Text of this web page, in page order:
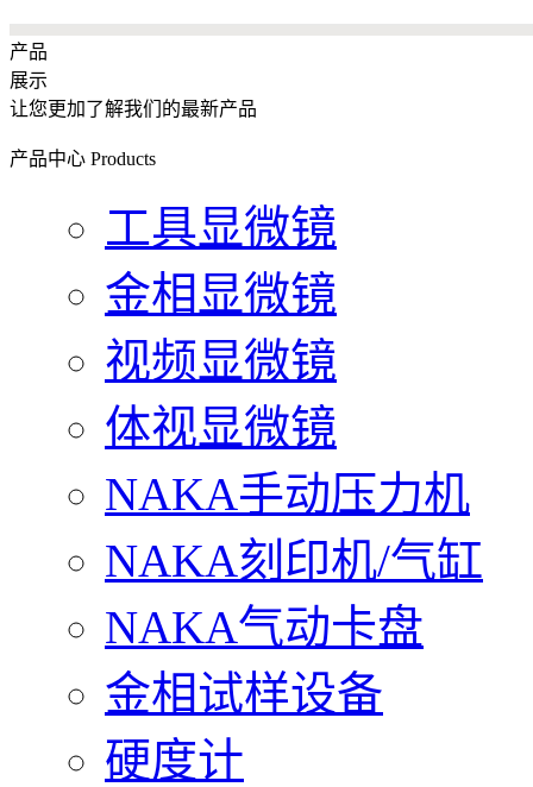
产品
展示
让您更加了解我们的最新产品
产品中心 Products
工具显微镜
金相显微镜
视频显微镜
体视显微镜
NAKA手动压力机
NAKA刻印机/气缸
NAKA气动卡盘
金相试样设备
硬度计